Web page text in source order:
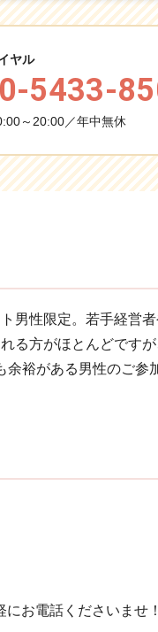
ヤル
5433-
～20:00／年中無休
男性限定。若手経営
る方がほとんどです
裕がある男性のご参
にお電話くださいませ